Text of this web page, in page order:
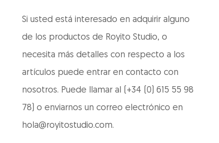
Si usted está interesado en adquirir alguno
de los productos de Royito Studio, o
necesita más detalles con respecto a los
artículos puede entrar en contacto con
nosotros. Puede llamar al (+34 (0) 615 55 98
78) o enviarnos un correo electrónico en
hola@royitostudio.com.